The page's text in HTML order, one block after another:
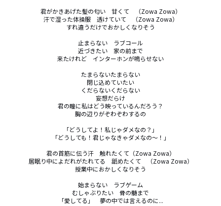
君がかきあげた髪の匂い　甘くて　（Zowa Zowa）
汗で湿った体操服　透けていて　（Zowa Zowa）
すれ違うだけでおかしくなりそう
止まらない　ラブコール
近づきたい　家の前まで
来たけれど　インターホンが鳴らせない
たまらないたまらない
閉じ込めていたい
くだらないくだらない
妄想だらけ
君の瞳に私はどう映っているんだろう？
胸の辺りがぞわぞわするの
「どうしてよ！私じゃダメなの？」
「どうしても！君じゃなきゃダメなの～！」
君の首筋に伝う汗　触れたくて（Zowa Zowa）
居眠り中によだれがたれてる　舐めたくて　（Zowa Zowa）
授業中におかしくなりそう
始まらない　ラブゲーム
むしゃぶりたい　骨の髄まで
「愛してる」　夢の中では言えるのに...